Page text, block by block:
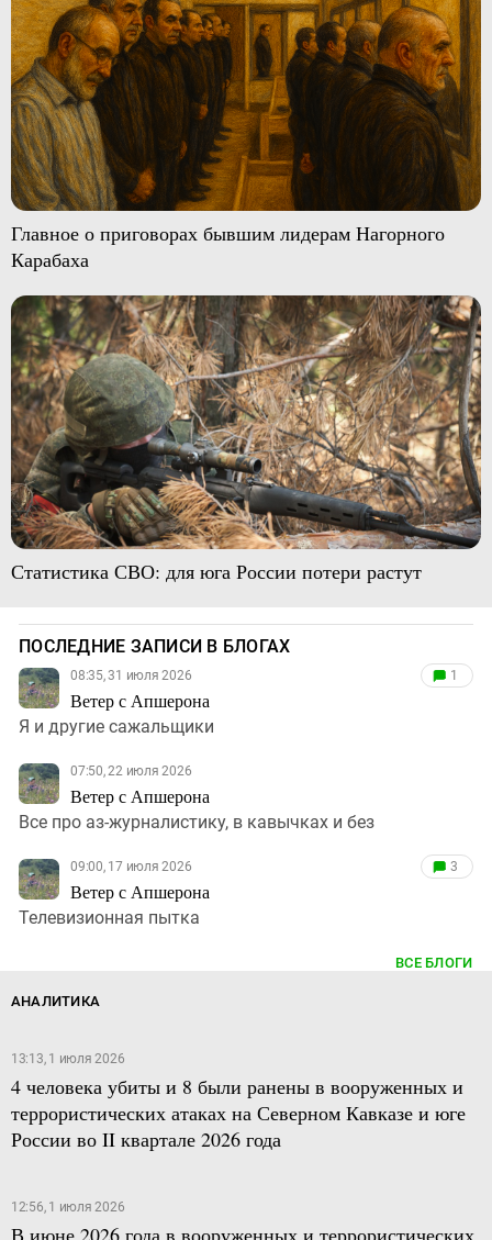
Главное о приговорах бывшим лидерам Нагорного
Карабаха
Статистика СВО: для юга России потери растут
ПОСЛЕДНИЕ ЗАПИСИ В БЛОГАХ
08:35, 31 июля 2026
Ветер с Апшерона
1
Я и другие сажальщики
07:50, 22 июля 2026
Ветер с Апшерона
Все про аз-журналистику, в кавычках и без
09:00, 17 июля 2026
Ветер с Апшерона
3
Телевизионная пытка
ВСЕ БЛОГИ
АНАЛИТИКА
13:13, 1 июля 2026
4 человека убиты и 8 были ранены в вооруженных и
террористических атаках на Северном Кавказе и юге
России во II квартале 2026 года
12:56, 1 июля 2026
В июне 2026 года в вооруженных и террористических